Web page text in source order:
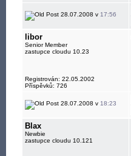
28.07.2008 v 17:56
libor
Senior Member
zastupce cloudu 10.23
Registrován: 22.05.2002
Příspěvků: 726
28.07.2008 v 18:23
Blax
Newbie
zastupce cloudu 10.121